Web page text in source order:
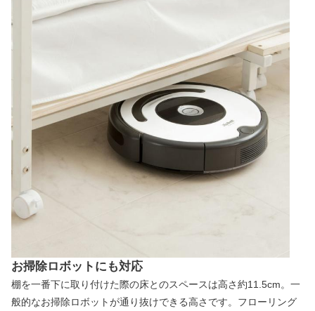
お掃除ロボットにも対応
棚を一番下に取り付けた際の床とのスペースは高さ約11.5cm。一
般的なお掃除ロボットが通り抜けできる高さです。フローリング